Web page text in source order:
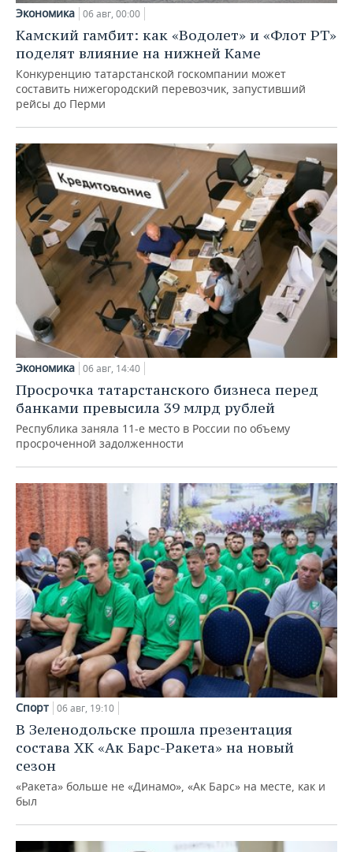
Экономика 06 авг, 00:00
Камский гамбит: как «Водолет» и «Флот РТ»
поделят влияние на нижней Каме
Конкуренцию татарстанской госкомпании может
составить нижегородский перевозчик, запустивший
рейсы до Перми
Экономика 06 авг, 14:40
Просрочка татарстанского бизнеса перед
банками превысила 39 млрд рублей
Республика заняла 11-е место в России по объему
просроченной задолженности
Спорт 06 авг, 19:10
В Зеленодольске прошла презентация
состава ХК «Ак Барс-Ракета» на новый
сезон
«Ракета» больше не «Динамо», «Ак Барс» на месте, как и
был